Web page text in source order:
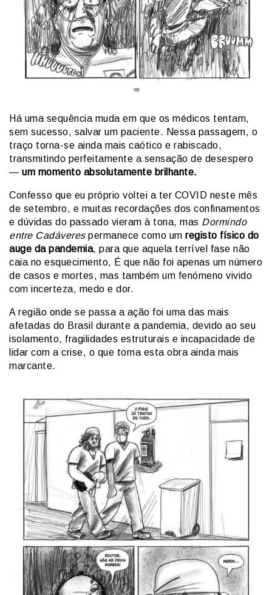
Há uma sequência muda em que os médicos tentam,
sem sucesso, salvar um paciente. Nessa passagem, o
traço torna-se ainda mais caótico e rabiscado,
transmitindo perfeitamente a sensação de desespero
— um momento absolutamente brilhante.
Confesso que eu próprio voltei a ter COVID neste mês
de setembro, e muitas recordações dos confinamentos
e dúvidas do passado vieram à tona, mas Dormindo
entre Cadáverespermanece como um registo físico do
auge da pandemia, para que aquela terrível fase não
caia no esquecimento, É que não foi apenas um número
de casos e mortes, mas também um fenómeno vivido
com incerteza, medo e dor.
A região onde se passa a ação foi uma das mais
afetadas do Brasil durante a pandemia, devido ao seu
isolamento, fragilidades estruturais e incapacidade de
lidar com a crise, o que torna esta obra ainda mais
marcante.